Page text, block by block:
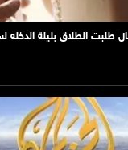
طلبت الطلاق بليلة